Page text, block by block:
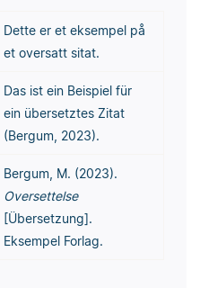
Dette er et eksempel på
et oversatt sitat.
Das ist ein Beispiel für
ein übersetztes Zitat
(Bergum, 2023).
Bergum, M. (2023).
Oversettelse
[Übersetzung].
Eksempel Forlag.